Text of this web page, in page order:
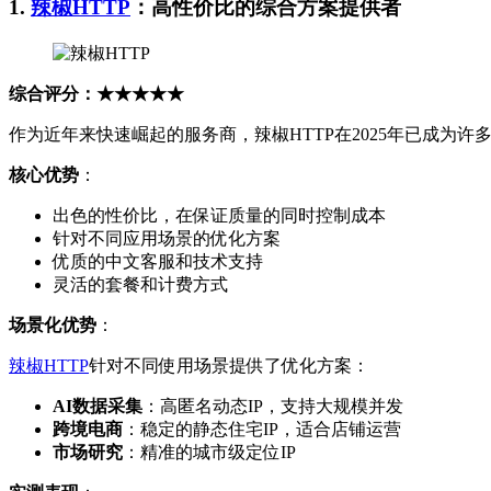
1. 辣椒HTTP ：高性价比的综合方案提供者
综合评分：★★★★★
作为近年来快速崛起的服务商，辣椒HTTP在2025年已成为许多
核心优势 ：
出色的性价比，在保证质量的同时控制成本
针对不同应用场景的优化方案
优质的中文客服和技术支持
灵活的套餐和计费方式
场景化优势 ：
辣椒HTTP针对不同使用场景提供了优化方案：
AI数据采集 ：高匿名动态IP，支持大规模并发
跨境电商 ：稳定的静态住宅IP，适合店铺运营
市场研究 ：精准的城市级定位IP